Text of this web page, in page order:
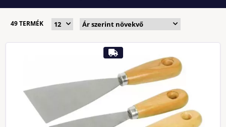
49 TERMÉK